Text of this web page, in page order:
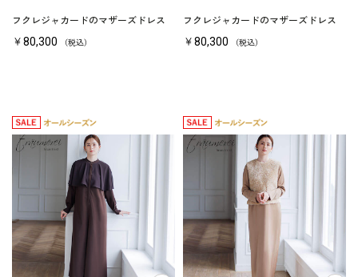
フクレジャカードのマザーズドレス
￥80,300 （税込）
フクレジャカードのマザーズドレス
￥80,300 （税込）